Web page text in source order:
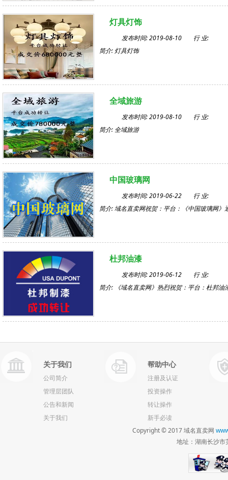
灯具灯饰
发布时间: 2019-08-10
行 业:
简介: 灯具灯饰
全域旅游
发布时间: 2019-08-10
行 业:
简介: 全域旅游
中国玻璃网
发布时间: 2019-06-22
行 业:
简介: 域名直卖网祝贺：平台：《中国玻璃网》
杜邦油漆
发布时间: 2019-06-12
行 业:
简介: 《域名直卖网》热烈祝贺：平台：杜邦
关于我们
公司简介
管理层团队
公告和新闻
关于我们
帮助中心
注册及认证
投资操作
转让操作
新手必读
Copyright © 2017 域名直卖网
地址：湖南长沙